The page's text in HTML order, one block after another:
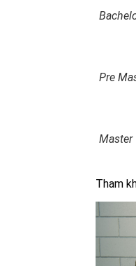
Pre
Master
Tham